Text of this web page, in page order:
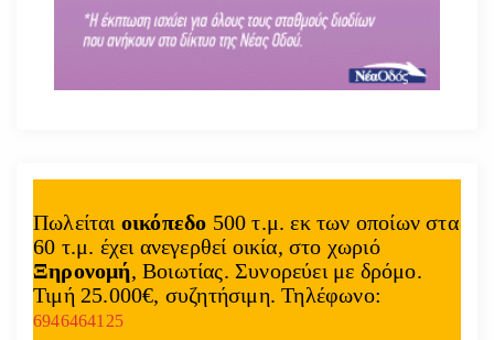
Πωλείται οικόπεδο 500 τ.μ. εκ των οποίων στα
60 τ.μ. έχει ανεγερθεί οικία, στο χωριό
Ξηρονομή, Βοιωτίας. Συνορεύει με δρόμο.
Τιμή 25.000€, συζητήσιμη. Τηλέφωνο:
6946464125